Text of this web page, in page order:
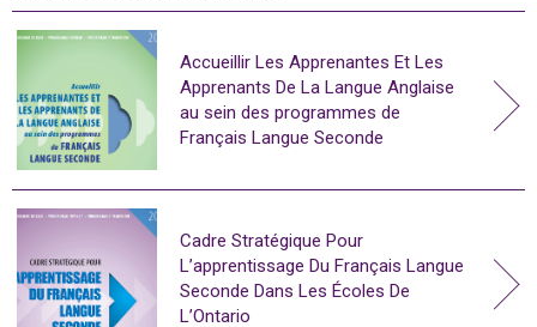
Accueillir Les Apprenantes Et Les
Apprenants De La Langue Anglaise
au sein des programmes de
Français Langue Seconde
Cadre Stratégique Pour
L’apprentissage Du Français Langue
Seconde Dans Les Écoles De
L’Ontario